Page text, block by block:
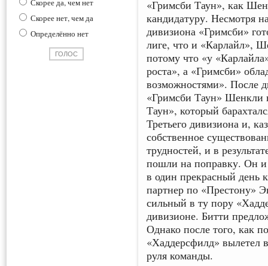
Скорее нет, чем да
Определённо нет
«Гримсби Таун», как
кандидатуру. Несмотря
дивизиона «Гримсби»
лиге, что и «Карлайл»,
потому что «у
роста», а «Гримсби»
возможностями». После
«Гримсби Таун» Шенкли
Таун», который
Третьего дивизиона и,
собственное
трудностей, и в
пошли на поправку. Он и
в один прекрасный день
партнер по «Престону»
сильный в ту пору
дивизионе. Битти
Однако после того, как
«Хаддерсфилд» вылетел
руля команды.